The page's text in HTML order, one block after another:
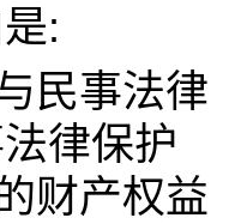
:
民事法律
律保护
财产权益